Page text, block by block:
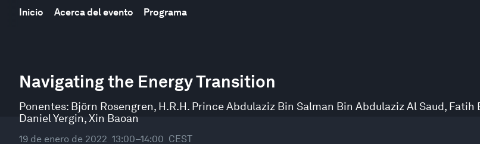
Inicio Acerca del evento Programa
Navigating the Energy Transition
Ponentes: Björn Rosengren, H.R.H. Prince Abdulaziz Bin Salman Bin Abdulaziz Al Saud, Fatih
Daniel Yergin,Xin Baoan
19 de enero de 2022 13:00–14:00 CEST
seconds
of
minutes,
5
seconds Volume
90%